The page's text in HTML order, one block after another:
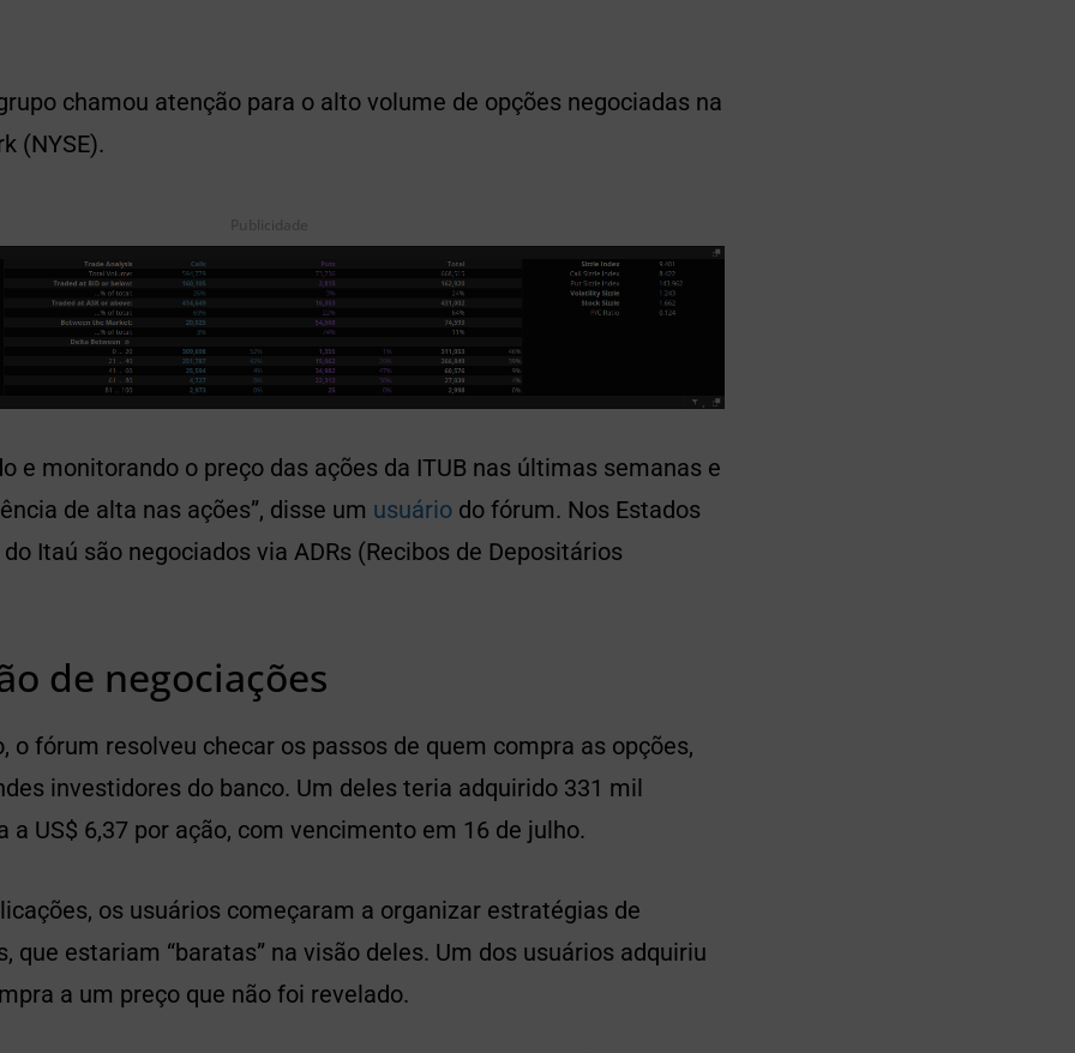
chamou atenção para o alto volume de opções negociadas na
(NYSE).
Publicidade
e monitorando o preço das ações da ITUB nas últimas semanas e
de alta nas ações”, disse um usuário do fórum. Nos Estados
Itaú são negociados via ADRs (Recibos de Depositários
de negociações
o fórum resolveu checar os passos de quem compra as opções,
investidores do banco. Um deles teria adquirido 331 mil
a US$ 6,37 por ação, com vencimento em 16 de julho.
os usuários começaram a organizar estratégias de
que estariam “baratas” na visão deles. Um dos usuários adquiriu
a um preço que não foi revelado.